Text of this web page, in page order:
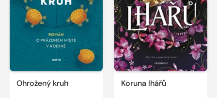
Ohrožený kruh Koruna lhářů